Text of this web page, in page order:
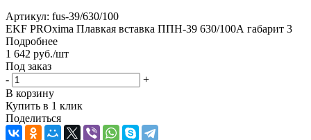
Артикул: fus-39/630/100
EKF PROxima Плавкая вставка ППН-39 630/100А габарит 3
Подробнее
1 642 руб./шт
Под заказ
-
+
В корзину
Купить в 1 клик
Поделиться